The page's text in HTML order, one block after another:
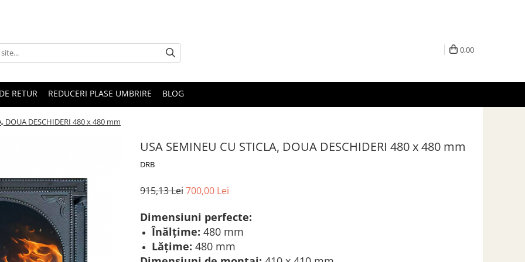
0,00
RETUR REDUCERI PLASE UMBRIRE BLOG
DOUA DESCHIDERI 480 x 480 mm
USA SEMINEU CU STICLA, DOUA DESCHIDERI 480 x 480 mm
DRB
915,13 Lei700,00 Lei
Dimensiuni perfecte:
Înălțime: 480 mm
Lățime: 480 mm